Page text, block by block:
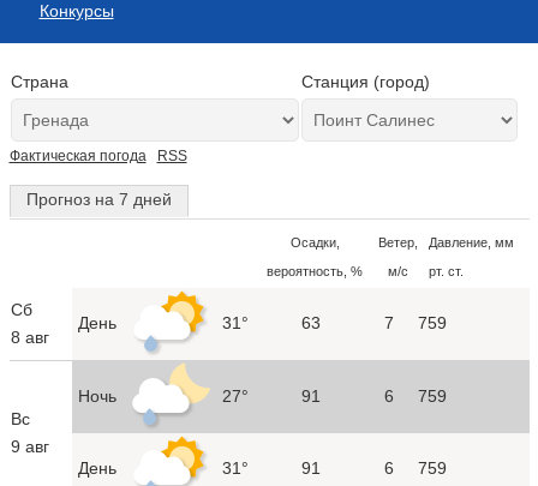
Конкурсы
Страна Станция (город)
Фактическая погода RSS
Прогноз на 7 дней
Осадки,
вероятность, %
Ветер,
м/с
Давление, мм
рт. ст.
Сб
8 авг
День 31° 63 7 759
Вс
9 авг
Ночь 27° 91 6 759
День 31° 91 6 759